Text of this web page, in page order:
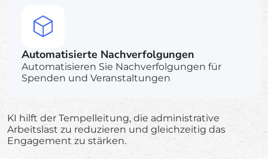
Automatisierte Nachverfolgungen
Automatisieren Sie Nachverfolgungen für
Spenden und Veranstaltungen
KI hilft der Tempelleitung, die administrative
Arbeitslast zu reduzieren und gleichzeitig das
Engagement zu stärken.